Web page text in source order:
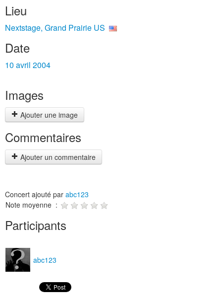
Lieu
Nextstage, Grand Prairie US
Date
10 avril 2004
Images
Ajouter une image
Commentaires
Ajouter un commentaire
Concert ajouté par abc123
Note moyenne :
Participants
abc123